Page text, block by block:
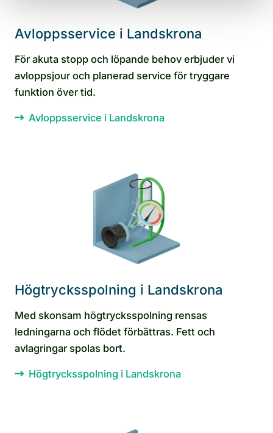
Avloppsservice i Landskrona
För akuta stopp och löpande behov erbjuder vi
avloppsjour och planerad service för tryggare
funktion över tid.
Avloppsservice i Landskrona
Högtrycksspolning i Landskrona
Med skonsam högtrycksspolning rensas
ledningarna och flödet förbättras. Fett och
avlagringar spolas bort.
Högtrycksspolning i Landskrona